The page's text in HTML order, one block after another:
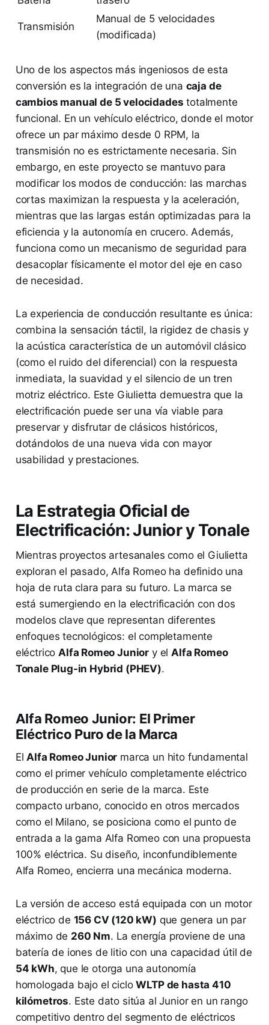
Transmisión
Manual de 5 velocidades
(modificada)
Uno de los aspectos más ingeniosos de esta
conversión es la integración de una caja de
cambios manual de 5 velocidades totalmente
funcional. En un vehículo eléctrico, donde el motor
ofrece un par máximo desde 0 RPM, la
transmisión no es estrictamente necesaria. Sin
embargo, en este proyecto se mantuvo para
modificar los modos de conducción: las marchas
cortas maximizan la respuesta y la aceleración,
mientras que las largas están optimizadas para la
eficiencia y la autonomía en crucero. Además,
funciona como un mecanismo de seguridad para
desacoplar físicamente el motor del eje en caso
de necesidad.
La experiencia de conducción resultante es única:
combina la sensación táctil, la rigidez de chasis y
la acústica característica de un automóvil clásico
(como el ruido del diferencial) con la respuesta
inmediata, la suavidad y el silencio de un tren
motriz eléctrico. Este Giulietta demuestra que la
electrificación puede ser una vía viable para
preservar y disfrutar de clásicos históricos,
dotándolos de una nueva vida con mayor
usabilidad y prestaciones.
La Estrategia Oficial de
Electrificación: Junior y Tonale
Mientras proyectos artesanales como el Giulietta
exploran el pasado, Alfa Romeo ha definido una
hoja de ruta clara para su futuro. La marca se
está sumergiendo en la electrificación con dos
modelos clave que representan diferentes
enfoques tecnológicos: el completamente
eléctrico Alfa Romeo Junior y el Alfa Romeo
Tonale Plug-in Hybrid (PHEV).
Alfa Romeo Junior: El Primer
Eléctrico Puro de la Marca
El Alfa Romeo Junior marca un hito fundamental
como el primer vehículo completamente eléctrico
de producción en serie de la marca. Este
compacto urbano, conocido en otros mercados
como el Milano, se posiciona como el punto de
entrada a la gama Alfa Romeo con una propuesta
100% eléctrica. Su diseño, inconfundiblemente
Alfa Romeo, encierra una mecánica moderna.
La versión de acceso está equipada con un motor
eléctrico de 156 CV (120 kW) que genera un par
máximo de 260 Nm. La energía proviene de una
batería de iones de litio con una capacidad útil de
54 kWh, que le otorga una autonomía
homologada bajo el cicloWLTP de hasta 410
kilómetros. Este dato sitúa al Junior en un rango
competitivo dentro del segmento de eléctricos